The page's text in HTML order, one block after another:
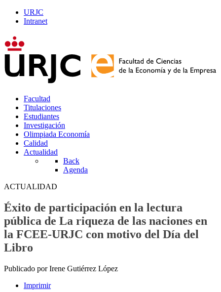
URJC
Intranet
Facultad
Titulaciones
Estudiantes
Investigación
Olimpiada Economía
Calidad
Actualidad
Back
Agenda
ACTUALIDAD
Éxito de participación en la lectura
pública de La riqueza de las naciones en
la FCEE‑URJC con motivo del Día del
Libro
Publicado por Irene Gutiérrez López
Imprimir